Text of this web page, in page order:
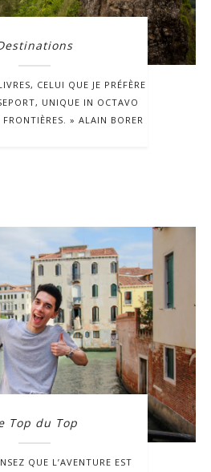
CELUI QUE JE PRÉFÈRE
UNIQUE IN OCTAVO
» ALAIN BORER
Top du Top
QUE L’AVENTURE EST